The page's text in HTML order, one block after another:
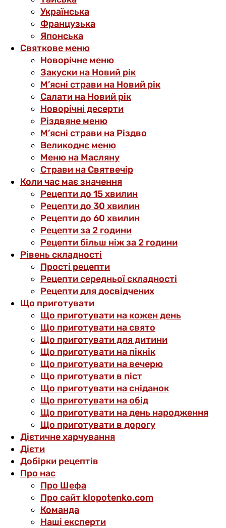
Українська
Французька
Японська
Святкове меню
Новорічне меню
Закуски на Новий рік
М’ясні страви на Новий рік
Салати на Новий рік
Новорічні десерти
Різдвяне меню
М’ясні страви на Різдво
Великоднє меню
Меню на Масляну
Страви на Святвечір
Коли час має значення
Рецепти до 15 хвилин
Рецепти до 30 хвилин
Рецепти до 60 хвилин
Рецепти за 2 години
Рецепти більш ніж за 2 години
Рівень складності
Прості рецепти
Рецепти середньої складності
Рецепти для досвідчених
Що приготувати
Що приготувати на кожен день
Що приготувати на свято
Що приготувати для дитини
Що приготувати на пікнік
Що приготувати на вечерю
Що приготувати в піст
Що приготувати на сніданок
Що приготувати на обід
Що приготувати на день народження
Що приготувати в дорогу
Дієтичне харчування
Дієти
Добірки рецептів
Про нас
Про Шефа
Про сайт klopotenko.com
Команда
Наші експерти